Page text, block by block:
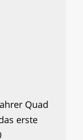
Quad
erste